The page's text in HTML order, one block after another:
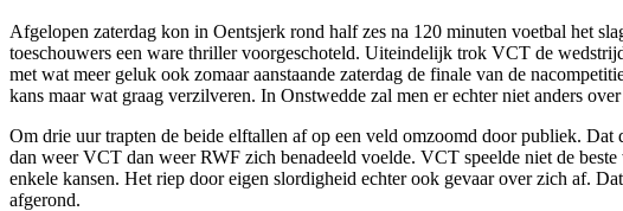
Afgelopen zaterdag kon in Oentsjerk rond half zes na 120 minuten voetbal het
toeschouwers een ware thriller voorgeschoteld. Uiteindelijk trok VCT de
met wat meer geluk ook zomaar aanstaande zaterdag de finale van de
kans maar wat graag verzilveren. In Onstwedde zal men er echter niet anders
Om drie uur trapten de beide elftallen af op een veld omzoomd door publiek.
dan weer VCT dan weer RWF zich benadeeld voelde. VCT speelde niet de
enkele kansen. Het riep door eigen slordigheid echter ook gevaar over zich af.
afgerond.